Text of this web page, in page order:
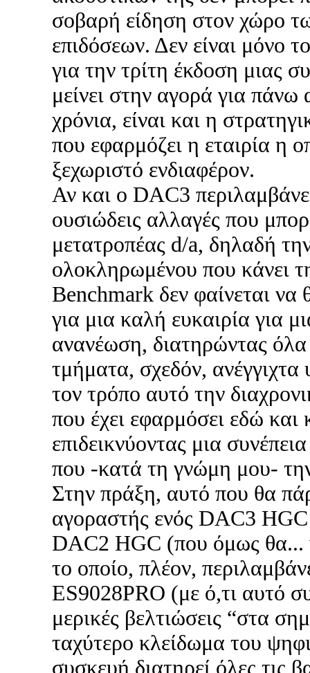
σοβαρή είδηση στον χώρο
επιδόσεων. Δεν είναι μόνο
για την τρίτη έκδοση μιας
μείνει στην αγορά για πάνω
χρόνια, είναι και η
που εφαρμόζει η εταιρία η
ξεχωριστό ενδιαφέρον.
Αν και ο DAC3
ουσιώδεις αλλαγές που
μετατροπέας d/a, δηλαδή
ολοκληρωμένου που κάνει
Benchmark δεν φαίνεται να
για μια καλή ευκαιρία για
ανανέωση, διατηρώντας
τμήματα, σχεδόν, ανέγγιχτα
τον τρόπο αυτό την
που έχει εφαρμόσει εδώ και
επιδεικνύοντας μια
που -κατά τη γνώμη μου-
Στην πράξη, αυτό που θα
αγοραστής ενός DAC3 HGC
DAC2 HGC (που όμως θα...
το οποίο, πλέον,
ES9028PRO (με ό,τι αυτό
μερικές βελτιώσεις “στα
ταχύτερο κλείδωμα του
συσκευή διατηρεί όλες τις